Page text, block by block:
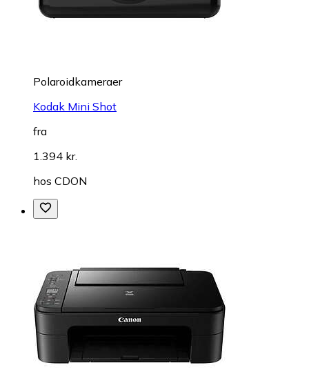
Polaroidkameraer
Kodak Mini Shot
fra
1.394 kr.
hos CDON